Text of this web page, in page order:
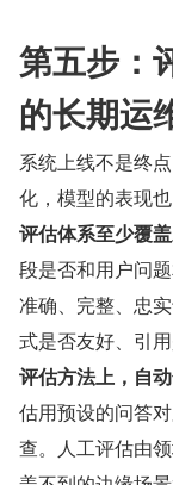
第五步
的长期运
系统上线不是终
化，模型的表现
评估体系至少覆盖
段是否和用户问
准确、完整、忠
式是否友好、引用
评估方法上，自
估用预设的问答
查。人工评估由